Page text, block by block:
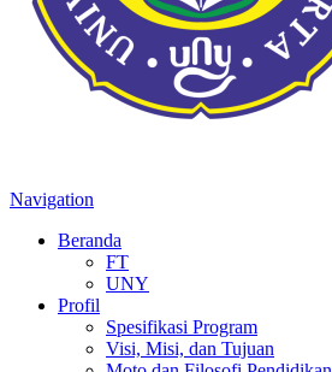
Navigation
Beranda
FT
UNY
Profil
Spesifikasi Program
Visi, Misi, dan Tujuan